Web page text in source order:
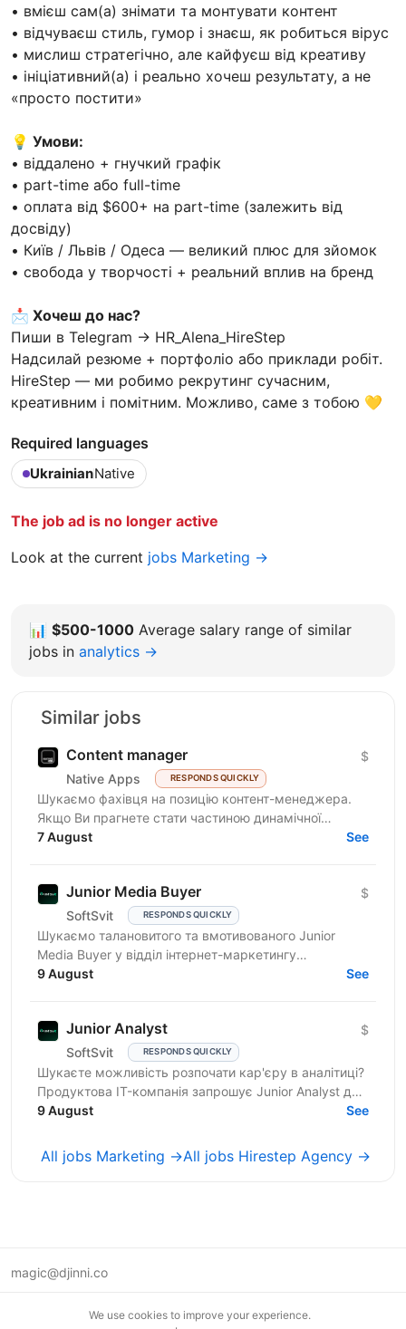
• вмієш сам(а) знімати та монтувати контент
• відчуваєш стиль, гумор і знаєш, як робиться вірус
• мислиш стратегічно, але кайфуєш від креативу
• ініціативний(а) і реально хочеш результату, а не
«просто постити»
💡 Умови:
• віддалено + гнучкий графік
• part-time або full-time
• оплата від $600+ на part-time (залежить від
досвіду)
• Київ / Львів / Одеса — великий плюс для зйомок
• свобода у творчості + реальний вплив на бренд
📩 Хочеш до нас?
Пиши в Telegram → HR_Alena_HireStep
Надсилай резюме + портфоліо або приклади робіт.
HireStep — ми робимо рекрутинг сучасним,
креативним і помітним. Можливо, саме з тобою 💛
Required languages
UkrainianNative
The job ad is no longer active
Look at the current jobs Marketing →
📊 $500-1000 Average salary range of similar
jobs in analytics →
Similar jobs
Content manager
Native Apps RESPONDS QUICKLY
$
Шукаємо фахівця на позицію контент-менеджера.
Якщо Ви прагнете стати частиною динамічної
команди українського ліцензійного бренду онлайн-
7 August See
Junior Media Buyer
SoftSvit RESPONDS QUICKLY
$
Шукаємо талановитого та вмотивованого Junior
Media Buyer у відділ інтернет-маркетингу
продуктової ІТ-компанії. Якщо Ви володієте
9 August See
Junior Analyst
SoftSvit RESPONDS QUICKLY
$
Шукаєте можливість розпочати кар'єру в аналітиці?
Продуктова IT-компанія запрошує Junior Analyst до
своєї команди. Ми відкриті до кандидатів без...
9 August See
All jobs Marketing →All jobs Hirestep Agency →
magic@djinni.co
We use cookies to improve your experience.